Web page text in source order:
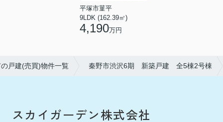
平塚市菫平
9LDK (162.39㎡)
4,190万円
戸建(売買)物件一覧 秦野市渋沢6期 新築戸建 全5棟2号棟
スカイガーデン株式会社